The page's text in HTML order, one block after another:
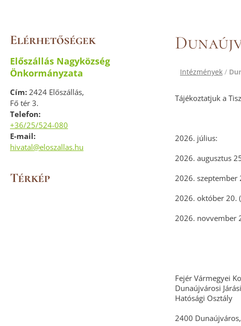
Elérhetőségek
Előszállás Nagyközség
Önkormányzata
Cím: 2424 Előszállás,
Fő tér 3.
Telefon:
+36/25/524-080
E-mail:
hivatal@eloszallas.hu
Térkép
Intézmények /
Tájékoztatjuk a
2026. július:
2026. augusztus
2026. szeptember
2026. október
2026. novvember
Fejér Vármegyei
Dunaújvárosi
Hatósági Osztály
2400